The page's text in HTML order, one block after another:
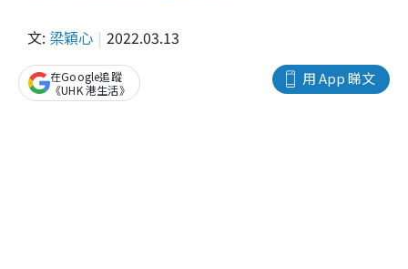
文: 梁穎心 2022.03.13
用 App 睇文
在Google追蹤
《UHK 港生活》